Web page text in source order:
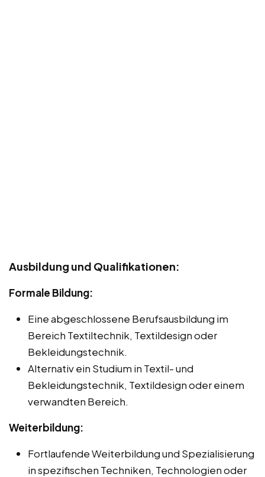
Ausbildung und Qualifikationen:
Formale Bildung:
Eine abgeschlossene Berufsausbildung im
Bereich Textiltechnik, Textildesign oder
Bekleidungstechnik.
Alternativ ein Studium in Textil- und
Bekleidungstechnik, Textildesign oder einem
verwandten Bereich.
Weiterbildung:
Fortlaufende Weiterbildung und Spezialisierung
in spezifischen Techniken, Technologien oder